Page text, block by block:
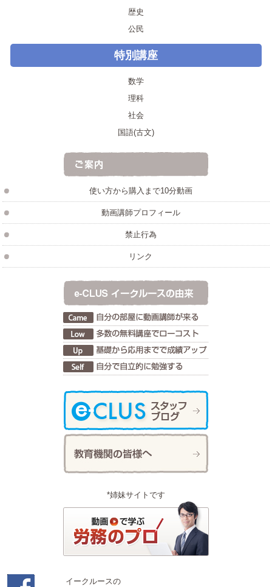
歴史
公民
特別講座
数学
理科
社会
国語(古文)
使い方から購入まで10分動画
動画講師プロフィール
禁止行為
リンク
*姉妹サイトです
イークルースの